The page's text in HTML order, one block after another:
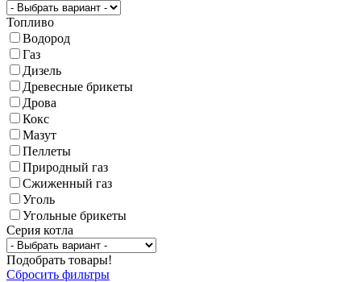
Топливо
Водород
Газ
Дизель
Древесные брикеты
Дрова
Кокс
Мазут
Пеллеты
Природный газ
Сжиженный газ
Уголь
Угольные брикеты
Серия котла
Подобрать товары!
Сбросить фильтры